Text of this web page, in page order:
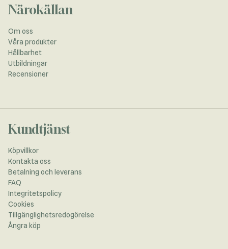
Närokällan
Om oss
Våra produkter
Hållbarhet
Utbildningar
Recensioner
Kundtjänst
Köpvillkor
Kontakta oss
Betalning och leverans
FAQ
Integritetspolicy
Cookies
Tillgänglighetsredogörelse
Ångra köp